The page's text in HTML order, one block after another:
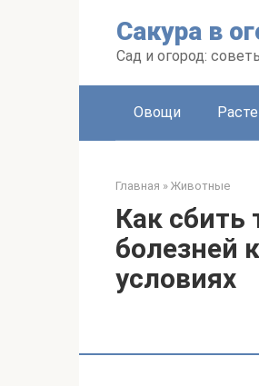
Сакура в
Сад и огород:
Овощи
Главная » Животные
Как
болезней
условиях